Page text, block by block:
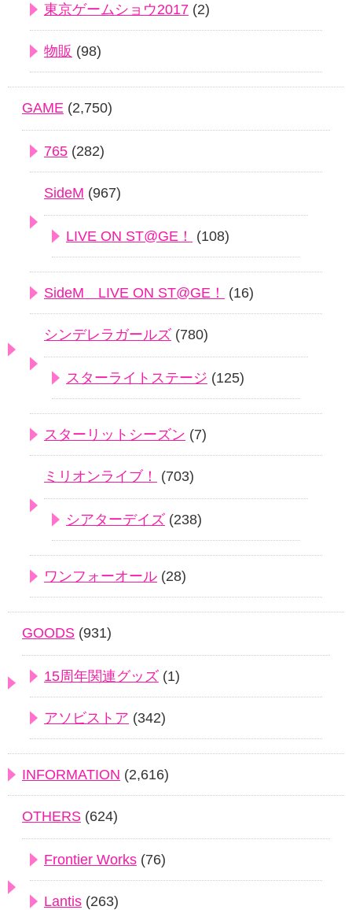
東京ゲームショウ2017 (2)
物販 (98)
GAME (2,750)
765 (282)
SideM (967)
LIVE ON ST@GE！ (108)
SideM LIVE ON ST@GE！ (16)
シンデレラガールズ (780)
スターライトステージ (125)
スターリットシーズン (7)
ミリオンライブ！ (703)
シアターデイズ (238)
ワンフォーオール (28)
GOODS (931)
15周年関連グッズ (1)
アソビストア (342)
INFORMATION (2,616)
OTHERS (624)
Frontier Works (76)
Lantis (263)